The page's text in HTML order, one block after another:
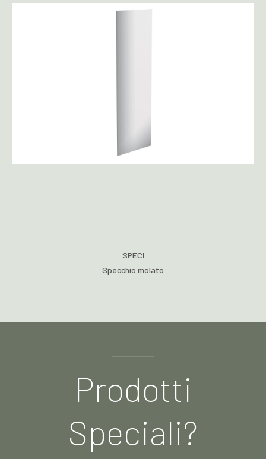
SPECI
Specchio molato
Prodotti
Speciali?